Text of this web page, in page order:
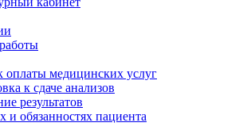
оплаты медицинских услуг
к сдаче анализов
результатов
и обязанностях пациента